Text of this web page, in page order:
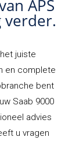
APS
verder.
juiste
en complete
bent
Saab 9000
advies
u vragen